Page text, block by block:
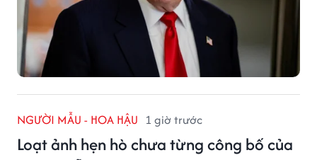
NGƯỜI MẪU - HOA HẬU 1 giờ trước
Loạt ảnh hẹn hò chưa từng công bố của